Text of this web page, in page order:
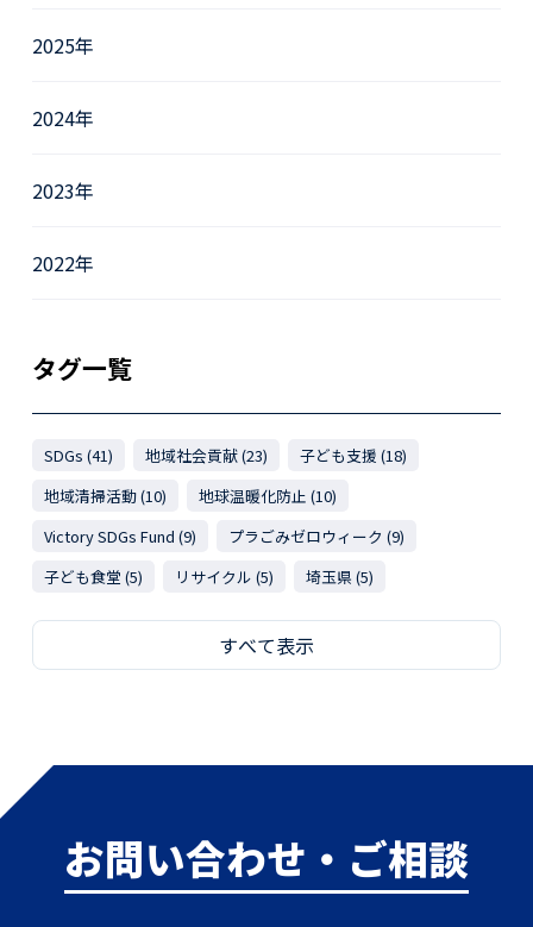
2025年
2024年
2023年
2022年
タグ一覧
SDGs (41) 地域社会貢献 (23)
子ども支援 (18)
地域清掃活動 (10)
地球温暖化防止 (10)
Victory SDGs Fund (9)
プラごみゼロウィーク (9)
子ども食堂 (5)
リサイクル (5) 埼玉県 (5)
すべて表示
お問い合わせ・ご相談